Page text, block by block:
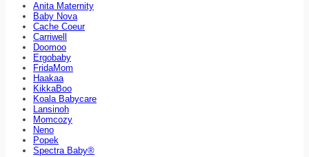
Anita Maternity
Baby Nova
Cache Coeur
Carriwell
Doomoo
Ergobaby
FridaMom
Haakaa
KikkaBoo
Koala Babycare
Lansinoh
Momcozy
Neno
Popek
Spectra Baby®